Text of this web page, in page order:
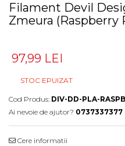
Filament Devil
Zmeura (Raspberry
97,99 LEI
STOC EPUIZAT
Cod Produs: DIV-DD-PLA-
Ai nevoie de ajutor? 0737337377
Cere informatii